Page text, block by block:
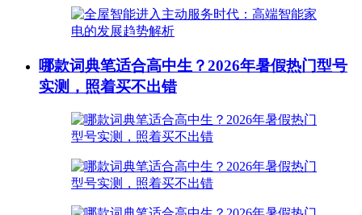
哪款词典笔适合高中生？2026年暑假热门型号
实测，照着买不出错